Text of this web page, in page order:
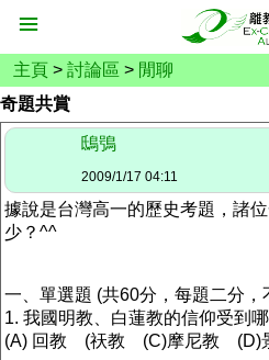
主頁 > 討論區 > 閒聊
奇題共賞
鴟鴞
2009/1/17 04:11
據說是台灣高一的歷史考題，諸
少？^^
一、單選題 (共60分，每題二分，
1. 我國明教、白蓮教的信仰受到
(A) 回教 (祆教 (C)摩尼教 (D)